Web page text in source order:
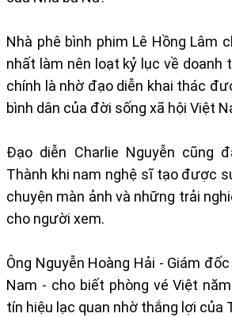
Nhà phê bình phim Lê Hồng Lâm
nhất làm nên loạt kỷ lục về doanh
chính là nhờ đạo diễn khai thác
bình dân của đời sống xã hội Việt
Đạo diễn Charlie Nguyễn cũng
Thành khi nam nghệ sĩ tạo được
chuyện màn ảnh và những trải
cho người xem.
Ông Nguyễn Hoàng Hải - Giám
Nam - cho biết phòng vé Việt
tín hiệu lạc quan nhờ thắng lợi của